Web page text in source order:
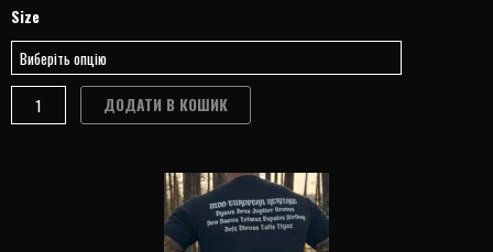
Size
БАТЬКО
НЕБО
ФУТБОЛКА
quantity
ДОДАТИ В КОШИК